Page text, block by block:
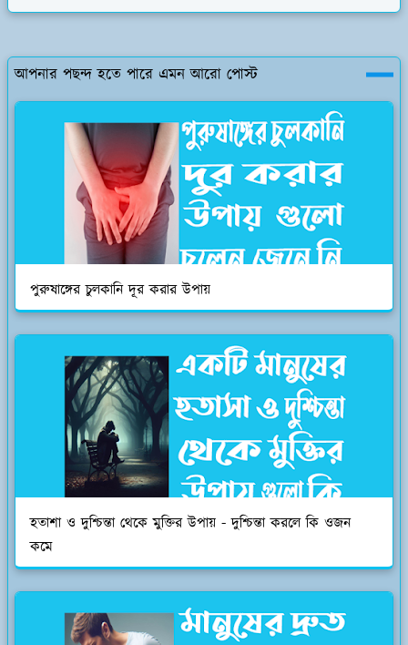
আপনার পছন্দ হতে পারে এমন আরো পোস্ট
পুরুষাঙ্গের চুলকানি দূর করার উপায়
হতাশা ও দুশ্চিন্তা থেকে মুক্তির উপায় - দুশ্চিন্তা করলে কি ওজন
কমে